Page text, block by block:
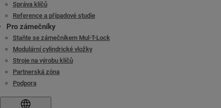
Správa klíčů
Reference a případové studie
Pro zámečníky
Staňte se zámečníkem Mul-T-Lock
Modulární cylindrické vložky
Stroje na výrobu klíčů
Partnerská zóna
Podpora